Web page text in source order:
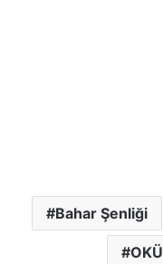
Bahar Şenliği
OKÜ